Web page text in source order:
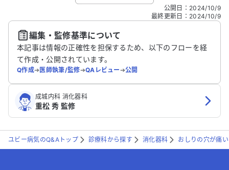
こちらは送信専用のフォームです。氏名やご自身の病気の詳細な
送信する
公開日 ： 2024/10/9
最終更新日 ： 2024/10/9
編集・監修基準について
本記事は情報の正確性を担保するため、以下のフローを経
て作成・公開されています。
Q作成➔医師執筆/監修➔QAレビュー➔公開
成城内科 消化器科
重松 秀 監修
ユビー病気のQ&Aトップ 診療科から探す 消化器科 おしりの穴が痛い